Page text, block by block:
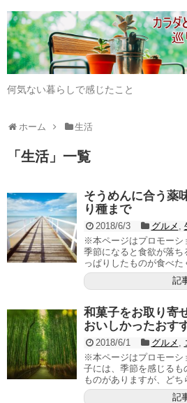
何気ない暮らしで感じたこと
ホーム 生活
「 生活」 一覧
そうめんに合う薬
り種まで
2018/6/3 グルメ
※本ページはプロモーシ
季節になると食欲が落ち
っぱりしたものが食べた
記
和菓子をお取り寄
おいしかったおす
2018/6/1 グルメ
※本ページはプロモーシ
子には、季節を感じる
ものがありますが、どち
記